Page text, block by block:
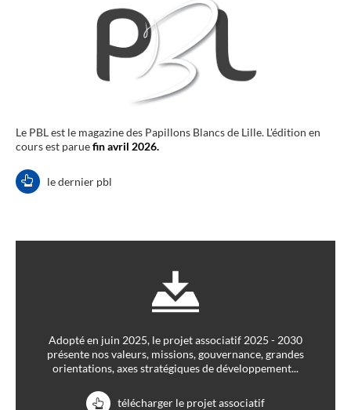
Le PBL est le magazine des Papillons Blancs de Lille. L'édition en
cours est paruefin avril 2026.
le dernier pbl
Adopté en juin 2025, le projet associatif 2025 - 2030
présente nos valeurs, missions, gouvernance, grandes
orientations, axes stratégiques de développement...
télécharger le projet associatif